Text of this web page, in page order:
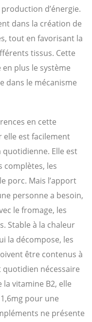
d’énergie.
dans la création de
tout en favorisant la
tissus. Cette
plus le système
dans le mécanisme
en cette
est facilement
Elle est
complètes, les
porc. Mais l’apport
personne a besoin,
le fromage, les
Stable à la chaleur
la décompose, les
être contenus à
quotidien nécessaire
la vitamine B2, elle
pour une
ne présente